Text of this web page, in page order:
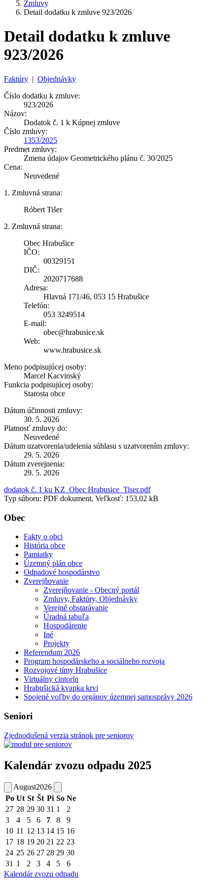
Zmluvy
Detail dodatku k zmluve 923/2026
Detail dodatku k zmluve
923/2026
Faktúry | Objednávky
Číslo dodatku k zmluve:
923/2026
Názov:
Dodatok č. 1 k Kúpnej zmluve
Číslo zmluvy:
1353/2025
Predmet zmluvy:
Zmena údajov Geometrického plánu č. 30/2025
Cena:
Neuvedené
1. Zmluvná strana:
Róbert Tišer
2. Zmluvná strana:
Obec Hrabušice
IČO:
00329151
DIČ:
2020717688
Adresa:
Hlavná 171/46, 053 15 Hrabušice
Telefón:
053 3249514
E-mail:
obec@hrabusice.sk
Web:
www.hrabusice.sk
Meno podpisujúcej osoby:
Marcel Kacvinský
Funkcia podpisujúcej osoby:
Starosta obce
Dátum účinnosti zmluvy:
30. 5. 2026
Platnosť zmluvy do:
Neuvedené
Dátum uzatvorenia/udelenia súhlasu s uzatvorením zmluvy:
29. 5. 2026
Dátum zverejnenia:
29. 5. 2026
dodatok č. 1 ku KZ_Obec Hrabusice_Tiser.pdf
Typ súboru: PDF dokument, Veľkosť: 153,02 kB
Obec
Fakty o obci
História obce
Pamiatky
Územný plán obce
Odpadové hospodárstvo
Zverejňovanie
Zverejňovanie - Obecný portál
Zmluvy, Faktúry, Objednávky
Verejné obstarávanie
Úradná tabuľa
Hospodárenie
Iné
Projekty
Referendum 2026
Program hospodárskeho a sociálneho rozvoja
Rozvojové tímy Hrabušice
Virtuálny cintorín
Hrabušická kvapka krvi
Spojené voľby do orgánov územnej samosprávy 2026
Seniori
Zjednodušená verzia stránok pre seniorov
Kalendár zvozu odpadu 2025
August2026
Po Ut St Št Pi So Ne
27 28 29 30 31 1
2
3
4 5 6 7 8
9
10 11 12 13 14 15 16
17 18 19 20 21 22 23
24 25 26 27 28 29 30
31 1 2 3 4 5
6
Kalendár zvozu odpadu